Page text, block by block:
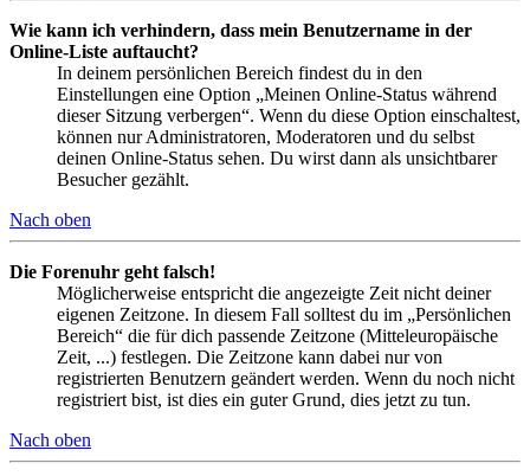
Wie kann ich verhindern, dass mein Benutzername in der
Online-Liste auftaucht?
In deinem persönlichen Bereich findest du in den
Einstellungen eine Option „Meinen Online-Status während
dieser Sitzung verbergen“. Wenn du diese Option einschaltest,
können nur Administratoren, Moderatoren und du selbst
deinen Online-Status sehen. Du wirst dann als unsichtbarer
Besucher gezählt.
Nach oben
Die Forenuhr geht falsch!
Möglicherweise entspricht die angezeigte Zeit nicht deiner
eigenen Zeitzone. In diesem Fall solltest du im „Persönlichen
Bereich“ die für dich passende Zeitzone (Mitteleuropäische
Zeit, ...) festlegen. Die Zeitzone kann dabei nur von
registrierten Benutzern geändert werden. Wenn du noch nicht
registriert bist, ist dies ein guter Grund, dies jetzt zu tun.
Nach oben